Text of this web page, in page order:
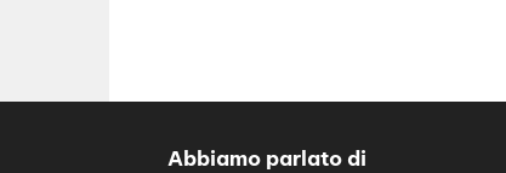
Abbiamo parlato di